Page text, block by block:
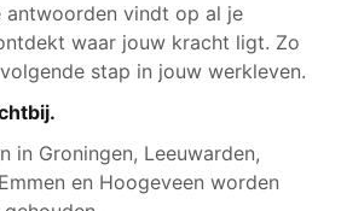
antwoorden vindt op al je
waar jouw kracht ligt. Zo
stap in jouw werkleven.
in Groningen, Leeuwarden,
en Hoogeveen worden